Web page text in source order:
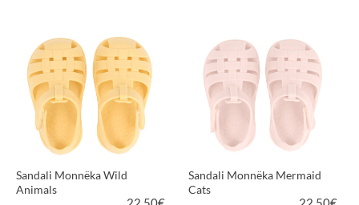
Sandali Monnëka Wild
Animals
Sandali Monnëka Mermaid
Cats